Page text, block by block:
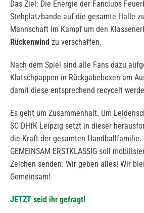
Das Ziel: Die Energie der Fanclubs
Stehplatzbande auf die gesamte Halle
Mannschaft im Kampf um den
Rückenwind zu verschaffen.
Nach dem Spiel sind alle Fans dazu
Klatschpappen in Rückgabeboxen am
damit diese entsprechend recycelt
Es geht um Zusammenhalt. Um
SC DHfK Leipzig setzt in dieser
die Kraft der gesamten Handballfamilie.
GEMEINSAM ERSTKLASSIG soll
Zeichen senden: Wir geben alles! Wir
Gemeinsam!
JETZT seid ihr gefragt!